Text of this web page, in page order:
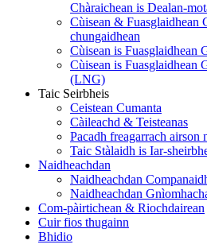
Chàraichean is Dealan-
Cùisean & Fuasglaidhean
chungaidhean
Cùisean is Fuasglaidhean
Cùisean is Fuasglaidhean
(LNG)
Taic Seirbheis
Ceistean Cumanta
Càileachd & Teisteanas
Pacadh freagarrach airson
Taic Stàlaidh is Iar-
Naidheachdan
Naidheachdan
Naidheachdan
Com-pàirtichean & Riochdairean
Cuir fios thugainn
Bhidio